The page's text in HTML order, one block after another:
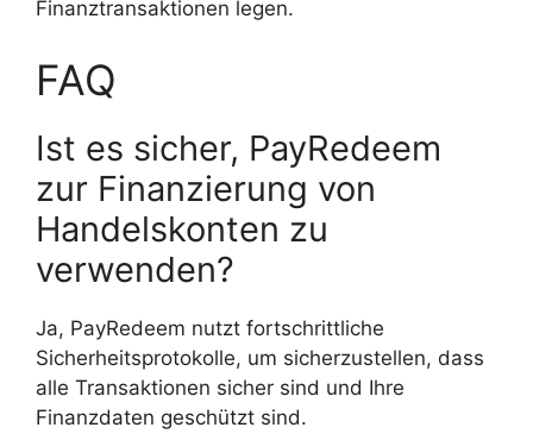
Finanztransaktionen legen.
FAQ
Ist es sicher, PayRedeem
zur Finanzierung von
Handelskonten zu
verwenden?
Ja, PayRedeem nutzt fortschrittliche
Sicherheitsprotokolle, um sicherzustellen, dass
alle Transaktionen sicher sind und Ihre
Finanzdaten geschützt sind.